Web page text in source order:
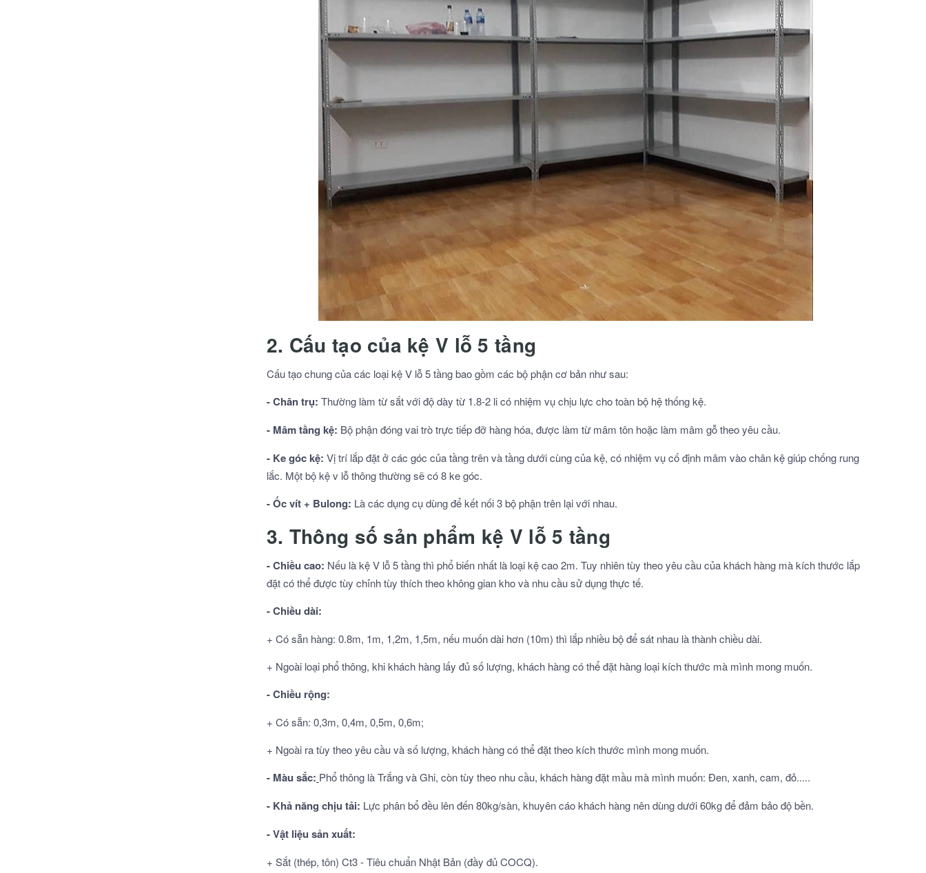
2. Cấu tạo của kệ V lỗ 5 tầng
Cấu tạo chung của các loại kệ V lỗ 5 tầng bao gồm các bộ phận cơ bản như sau:
- Chân trụ: Thường làm từ sắt với độ dày từ 1.8-2 li có nhiệm vụ chịu lực cho toàn bộ hệ thống kệ.
- Mâm tầng kệ: Bộ phận đóng vai trò trực tiếp đỡ hàng hóa, được làm từ mâm tôn hoặc làm mâm gỗ theo yêu cầu.
- Ke góc kệ: Vị trí lắp đặt ở các góc của tầng trên và tầng dưới cùng của kệ, có nhiệm vụ cố định mâm vào chân kệ giúp chống rung
lắc. Một bộ kệ v lỗ thông thường sẽ có 8 ke góc.
- Ốc vít + Bulong: Là các dụng cụ dùng để kết nối 3 bộ phận trên lại với nhau.
3. Thông số sản phẩm kệ V lỗ 5 tầng
- Chiều cao: Nếu là kệ V lỗ 5 tầng thì phổ biến nhất là loại kệ cao 2m. Tuy nhiên tùy theo yêu cầu của khách hàng mà kích thước lắp
đặt có thể được tùy chỉnh tùy thích theo không gian kho và nhu cầu sử dụng thực tế.
- Chiều dài:
+ Có sẵn hàng: 0.8m, 1m, 1,2m, 1,5m, nếu muốn dài hơn (10m) thì lắp nhiều bộ để sát nhau là thành chiều dài.
+ Ngoài loại phổ thông, khi khách hàng lấy đủ số lượng, khách hàng có thể đặt hàng loại kích thước mà mình mong muốn.
- Chiều rộng:
+ Có sẵn: 0,3m, 0,4m, 0,5m, 0,6m;
+ Ngoài ra tùy theo yêu cầu và số lượng, khách hàng có thể đặt theo kích thước mình mong muốn.
- Màu sắc: Phổ thông là Trắng và Ghi, còn tùy theo nhu cầu, khách hàng đặt mầu mà mình muốn: Đen, xanh, cam, đỏ.....
- Khả năng chịu tải: Lực phân bổ đều lên đến 80kg/sàn, khuyên cáo khách hàng nên dùng dưới 60kg để đảm bảo độ bền.
- Vật liệu sản xuất:
+ Sắt (thép, tôn) Ct3 - Tiêu chuẩn Nhật Bản (đầy đủ COCQ).